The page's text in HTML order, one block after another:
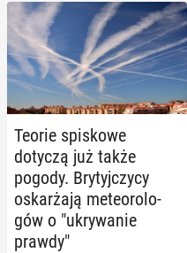
Teorie spi­sko­we
dotyczą już także
pogody. Bry­tyj­czy­cy
oskar­ża­ją me­te­oro­lo­
gów o "ukry­wa­nie
prawdy"